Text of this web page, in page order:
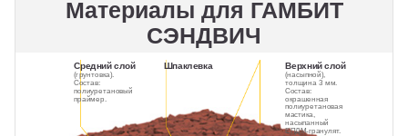
Материалы для ГАМБИТ
СЭНДВИЧ
Средний слой
(грунтовка).
Состав:
полиуретановый
праймер.
Шпаклевка Верхний слой
(насыпной),
толщина 3 мм.
Состав:
окрашенная
полиуретановая
мастика,
насыпанный
ЕПДМ-гранулят.